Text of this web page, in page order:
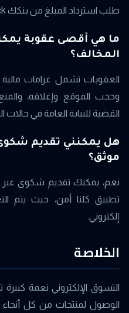
طلب استرداد المبلغ من بنكك Chargeback إذا واجهت مشكلة.
ما هي أقصى عقوبة
المخالف؟
العقوبات تشمل غرامات مالية
وحجب الموقع وإغلاقه،
القضية للنيابة العامة في حالات
هل يمكنني تقديم شكوى
موثق؟
نعم، يمكنك تقديم شكوى عبر
تطبيق كلنا أمن، حيث يتم
إلكتروني.
الخلاصة
التسوق الإلكتروني نعمة كبيرة
الوصول لمنتجات من كل أنحاء